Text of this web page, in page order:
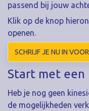
passend bij jouw
Klik op de knop
openen.
SCHRIJF JE NU IN
Start met een
Heb je nog geen
de mogelijkheden